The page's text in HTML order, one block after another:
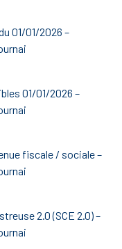
01/01/2026 –
01/01/2026 –
fiscale / sociale –
2.0 (SCE 2.0) –